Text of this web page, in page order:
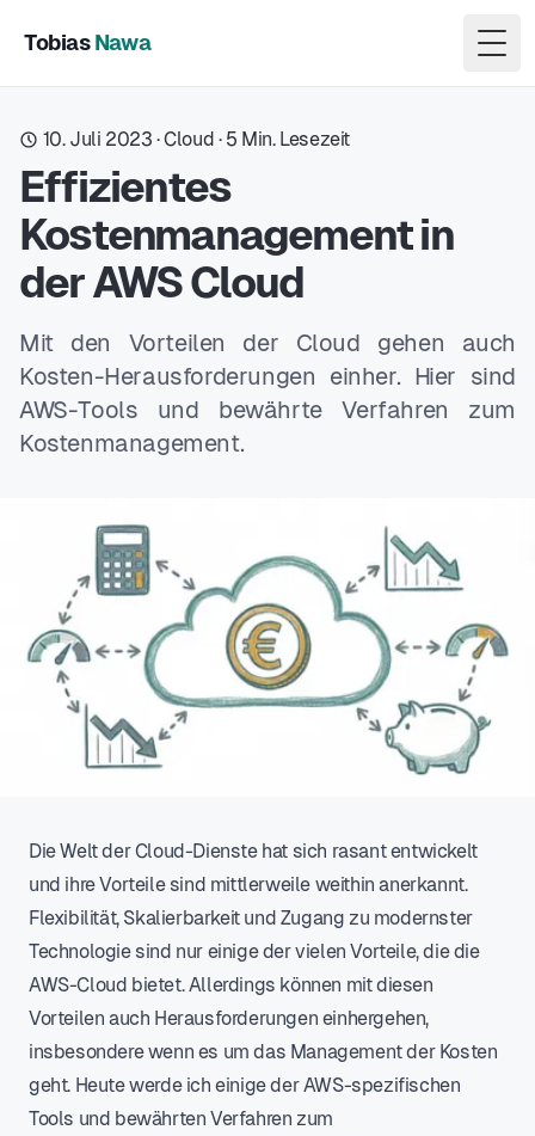
TobiasNawa
10. Juli 2023 ·Cloud · 5 Min. Lesezeit
Effizientes
Kostenmanagement in
der AWS Cloud
Mit den Vorteilen der Cloud gehen auch
Kosten-Herausforderungen einher. Hier sind
AWS-Tools und bewährte Verfahren zum
Kostenmanagement.
Die Welt der Cloud-Dienste hat sich rasant entwickelt
und ihre Vorteile sind mittlerweile weithin anerkannt.
Flexibilität, Skalierbarkeit und Zugang zu modernster
Technologie sind nur einige der vielen Vorteile, die die
AWS-Cloud bietet. Allerdings können mit diesen
Vorteilen auch Herausforderungen einhergehen,
insbesondere wenn es um das Management der Kosten
geht. Heute werde ich einige der AWS-spezifischen
Tools und bewährten Verfahren zum